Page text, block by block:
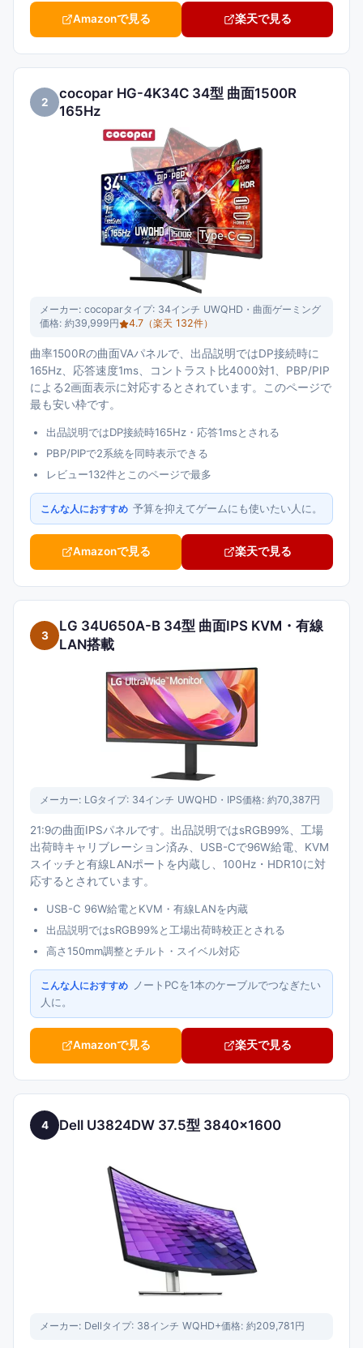
Amazonで見る 楽天で見る
2
cocopar HG-4K34C 34型 曲面1500R
165Hz
メーカー: cocoparタイプ: 34インチ UWQHD・曲面ゲーミング
価格: 約39,999円 4.7 （楽天 132件）
曲率1500Rの曲面VAパネルで、出品説明ではDP接続時に
165Hz、応答速度1ms、コントラスト比4000対1、PBP/PIP
による2画面表示に対応するとされています。このページで
最も安い枠です。
出品説明ではDP接続時165Hz・応答1msとされる
PBP/PIPで2系統を同時表示できる
レビュー132件とこのページで最多
こんな人におすすめ 予算を抑えてゲームにも使いたい人に。
Amazonで見る 楽天で見る
3
LG 34U650A-B 34型 曲面IPS KVM・有線
LAN搭載
メーカー: LGタイプ: 34インチ UWQHD・IPS価格: 約70,387円
21:9の曲面IPSパネルです。出品説明ではsRGB99%、工場
出荷時キャリブレーション済み、USB-Cで96W給電、KVM
スイッチと有線LANポートを内蔵し、100Hz・HDR10に対
応するとされています。
USB-C 96W給電とKVM・有線LANを内蔵
出品説明ではsRGB99%と工場出荷時校正とされる
高さ150mm調整とチルト・スイベル対応
こんな人におすすめ
ノートPCを1本のケーブルでつなぎたい
人に。
Amazonで見る 楽天で見る
4 Dell U3824DW 37.5型 3840×1600
メーカー: Dellタイプ: 38インチ WQHD+価格: 約209,781円